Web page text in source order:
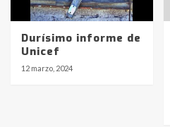
Durísimo informe de
Unicef
12 marzo, 2024